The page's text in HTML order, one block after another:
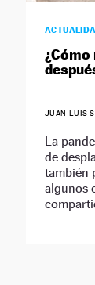
JUAN LUIS
La
de
también
algunos